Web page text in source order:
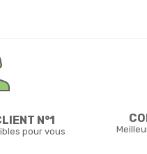
N°1
pour vous